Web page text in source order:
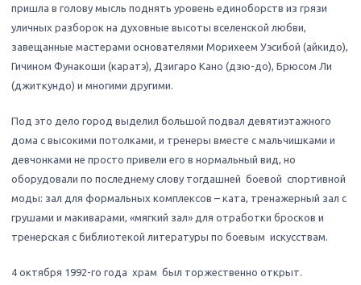
пришла в голову мысль поднять уровень единоборств из грязи
уличных разборок на духовные высоты вселенской любви,
завещанные мастерами основателями Морихеем Уэсибой (айкидо),
Гичином Фунакоши (каратэ), Дзигаро Кано (дзю-до), Брюсом Ли
(джиткундо) и многими другими.
Под это дело город выделил большой подвал девятиэтажного
дома с высокими потолками, и тренеры вместе с мальчишками и
девчонками не просто привели его в нормальный вид, но
оборудовали по последнему слову тогдашней боевой спортивной
моды: зал для формальных комплексов – ката, тренажерный зал с
грушами и макиварами, «мягкий зал» для отработки бросков и
тренерская с библиотекой литературы по боевым искусствам.
4 октября 1992-го года храм был торжественно открыт.